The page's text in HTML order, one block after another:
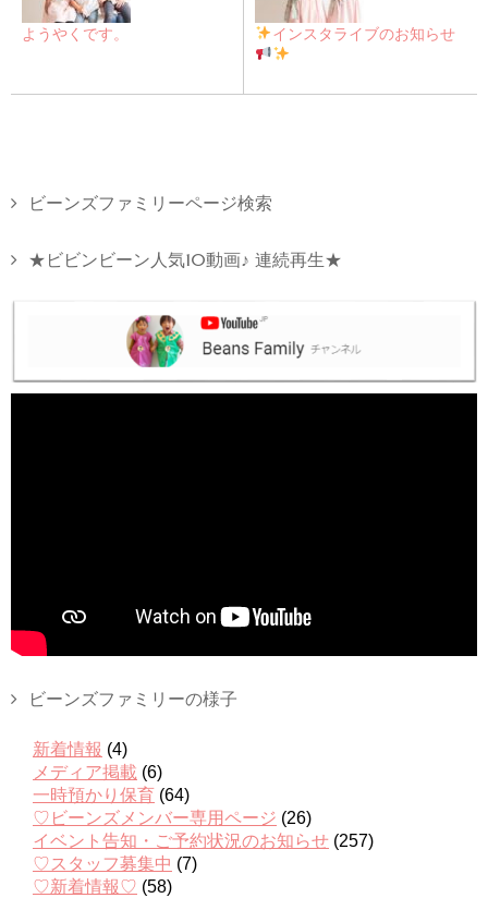
ようやくです。 インスタライブのお知らせ
ビーンズファミリーページ検索
★ビビンビーン人気10動画♪ 連続再生★
ビーンズファミリーの様子
新着情報 (4)
メディア掲載 (6)
一時預かり保育 (64)
♡ビーンズメンバー専用ページ (26)
イベント告知・ご予約状況のお知らせ (257)
♡スタッフ募集中 (7)
♡新着情報♡ (58)